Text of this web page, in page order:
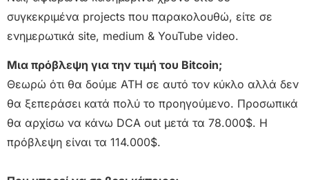
συγκεκριμένα projects που παρακολουθώ, είτε σε
ενημερωτικά site, medium & YouTube video.
Μια πρόβλεψη για την τιμή του Bitcoin;
Θεωρώ ότι θα δούμε ΑΤΗ σε αυτό τον κύκλο αλλά δεν
θα ξεπεράσει κατά πολύ το προηγούμενο. Προσωπικά
θα αρχίσω να κάνω DCA out μετά τα 78.000$. Η
πρόβλεψη είναι τα 114.000$.